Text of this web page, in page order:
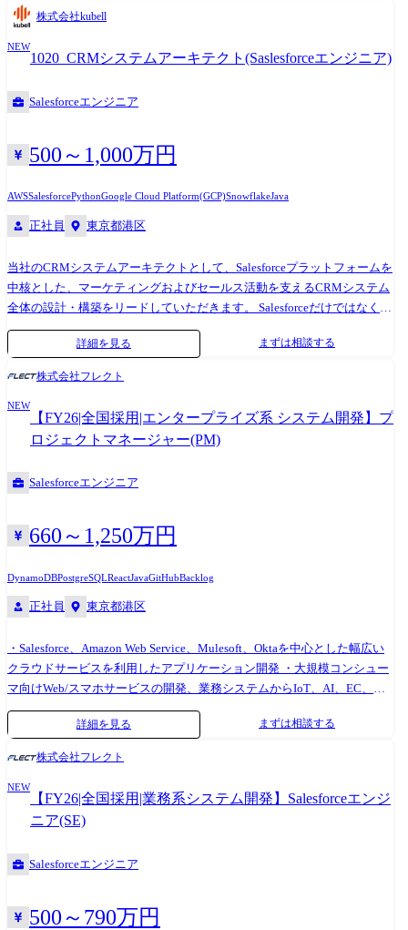
ェクト進捗、コスト、リスク、品質の管理 要員アサインとチームビルデ
ィング 2.クライアントとの折衝・調整 顧客提案、見積もり作成、契約交
渉、スコープ調整、進捗報告などの対外コミュニケーション 3.チームマ
ネジメント・人材育成 プロジェクトメンバーの評価・育成 ナレッジ共
有、技術力向上への支援 ●取引業界 金融、保険、官公庁、小売・流通、
製造、医療、情報通信、航空・運輸 など 独立系SIerの強みを活かし、多
ないます。 ●案件例 1.コンシューマ向け案件 言語:Java、
JavaScript(React.js、Vue.js)など 環境:AWS、Linux、Oracle など 内容:求人
Vue.js 環境:AWS 内容:IoT企業向け入退室管理システム 範囲:要件定義・
SpringBoot、C 環境:Oracle 内容:大手飲食店予約管理システム開発 範囲:
要件定義・設計・構築～リリース/保守
株式会社kubell
NEW
1020_CRMシステムアーキテクト(Saslesforceエンジニア)
Salesforceエンジニア
500～1,000万円
AWSSalesforcePythonGoogle Cloud Platform(GCP)SnowflakeJava
正社員 東京都港区
当社のCRMシステムアーキテクトとして、Salesforceプラットフォームを
中核とした、マーケティングおよびセールス活動を支えるCRMシステム
全体の設計・構築をリードしていただきます。 Salesforceだけではなく、
多様な外部SaaS(Marketo、Zoom API、MiiTel、ユーソナー、troccoなど)
やSnowflake・Google Cloud・AWSなどが提供するAIサービスとのインテ
のデータチームやオペレーション設計チーム、組織を跨いでマーケティ
ング、セールス、IT部門など、多くの組織とのハブになりながら、密接
に連携していくことを重視しており、現場からの業務要件を、実現可能
する役割を担って頂きます。 ●<業務内容の一例> ・全社および関係部門
のグランドデザイン設計 ・Salesforceおよび連携システムの設計・構築・
運用 ・多様な外部SaaS(Marketo, Zoom API, MiiTel, ユーソナー, trocco等)
(Google Cloud, AWS等)との連携とデータ・AI活用の推進 ・パートナーマ
ネジメント ※変更の範囲 ・部署異動等により当社業務全般へ変更する場
ーション推進ユニットは、データアナリティクス、データエンジニアリ
ング、CRMシステム開発、ビジネスオペレーション設計などの機能が集
結した組織形態になっており、互いに連携し、スピーディな意思決定が
できる組織体制となっています。 ・本ポジションであるCRM推進チーム
はBizOps推進グループの協働が特に多く、kubellグループが持つ顧客情
主体的に動き、周囲の組織を巻き込みながら推進をしていくスタンスが
チームの特徴です
詳細を見る まずは相談する
株式会社フレクト
NEW
【FY26|全国採用|エンタープライズ系 システム開発】プ
ロジェクトマネージャー(PM)
Salesforceエンジニア
660～1,250万円
DynamoDBPostgreSQLReactJavaGitHubBacklog
正社員 東京都港区
・Salesforce、Amazon Web Service、Mulesoft、Oktaを中心とした幅広い
クラウドサービスを利用したアプリケーション開発 ・大規模コンシュー
マ向けWeb/スマホサービスの開発、業務システムからIoT、AI、EC、ア
イデンティティ管理の開発など、クライアントと直接折衝をしながらプ
ロジェクトをマネジメント。お客様はエンタープライズが中心 ・プロジ
ェクトは概ねプライム案件であり、プロジェクトによってはサービスの
ス:Salesforce/heroku/AWS/MuleSoft/Okta/Databricks/tableau ・言
語:Java/TypeScript/Apex/Python ・フレームワーク:Spring
Boot/Vue.js/React ・ソースコード管理:GitHub ・
ケーション:Slack、Teams、Zoom
詳細を見る まずは相談する
株式会社フレクト
NEW
【FY26|全国採用|業務系システム開発】Salesforceエンジ
ニア(SE)
Salesforceエンジニア
500～790万円